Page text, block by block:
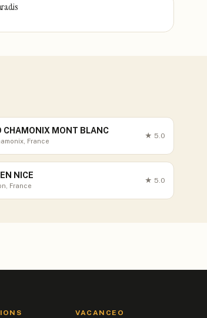
CHAMONIX MONT BLANC
France
★ 5.0
NICE
France
★ 5.0
VACANCEO